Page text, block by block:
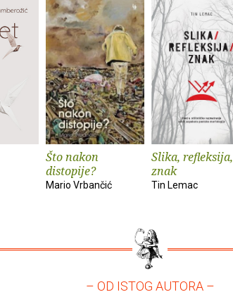
Što nakon
distopije?
Mario Vrbančić
Slika, refleksija,
znak
Tin Lemac
– OD ISTOG AUTORA –